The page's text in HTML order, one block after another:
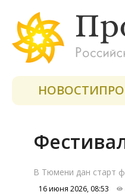
НОВОСТИ
В Тюмени дан старт
16 июня 2026, 08:53